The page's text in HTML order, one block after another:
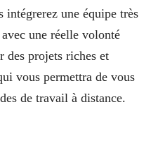
intégrerez une équipe très
une réelle volonté
des projets riches et
vous permettra de vous
de travail à distance.